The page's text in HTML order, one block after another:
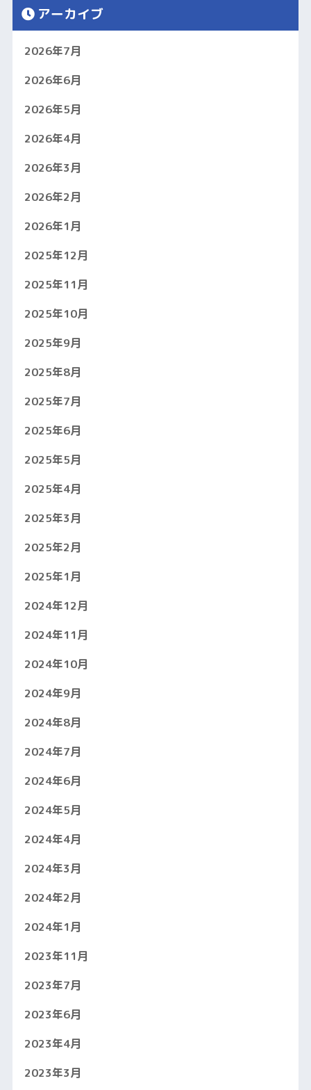
アーカイブ
2026年7月
2026年6月
2026年5月
2026年4月
2026年3月
2026年2月
2026年1月
2025年12月
2025年11月
2025年10月
2025年9月
2025年8月
2025年7月
2025年6月
2025年5月
2025年4月
2025年3月
2025年2月
2025年1月
2024年12月
2024年11月
2024年10月
2024年9月
2024年8月
2024年7月
2024年6月
2024年5月
2024年4月
2024年3月
2024年2月
2024年1月
2023年11月
2023年7月
2023年6月
2023年4月
2023年3月